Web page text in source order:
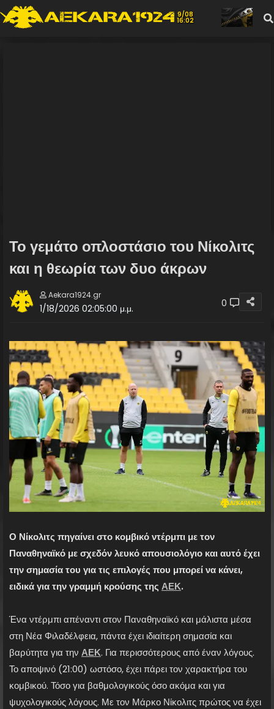
9/08
16:02
Το γεμάτο οπλοστάσιο του Νίκολιτς
και η θεωρία των δυο άκρων
Aekara1924.gr
1/18/2026 02:05:00 μ.μ. 0
Ο Νίκολιτς πηγαίνει στο κομβικό ντέρμπι με τον
Παναθηναϊκό με σχεδόν λευκό απουσιολόγιο και αυτό έχει
την σημασία του για τις επιλογές που μπορεί να κάνει,
ειδικά για την γραμμή κρούσης της ΑΕΚ.
Ένα ντέρμπι απέναντι στον Παναθηναϊκό και μάλιστα μέσα
στη Νέα Φιλαδέλφεια, πάντα έχει ιδιαίτερη σημασία και
βαρύτητα για την ΑΕΚ. Για περισσότερους από έναν λόγους.
Το αποψινό (21:00) ωστόσο, έχει πάρει τον χαρακτήρα του
κομβικού. Τόσο για βαθμολογικούς όσο ακόμα και για
ψυχολογικούς λόγους. Με τον Μάρκο Νίκολιτς πρώτος να έχει